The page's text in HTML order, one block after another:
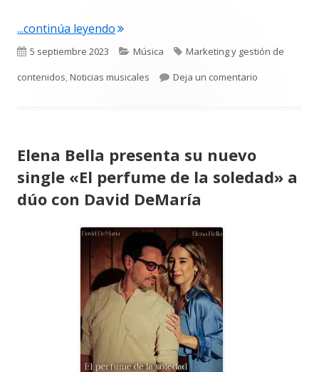
...continúa leyendo"Kaizers Orchestra calientan el
Publicado
el
5 septiembre 2023 Categorías
Música Etiquetas
Marketing y gestión de
contenidos,Noticias musicales Deja un comentario
Elena Bella presenta su nuevo
single «El perfume de la soledad» a
dúo con David DeMaría